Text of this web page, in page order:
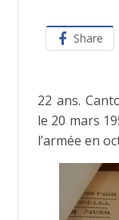
Share
22 ans.
le 20 mars
l’armée en